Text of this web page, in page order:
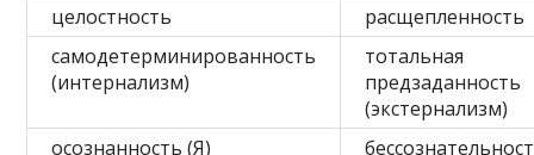
целостность
расщепленность
самодетерминированность
(интернализм)
тотальная
предзаданность
(экстернализм)
осознанность (Я)